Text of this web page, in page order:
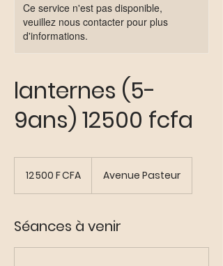
Ce service n'est pas disponible,
veuillez nous contacter pour plus
d'informations.
lanternes (5-
9ans) 12500 fcfa
12 500 F CFA Avenue Pasteur
Séances à venir